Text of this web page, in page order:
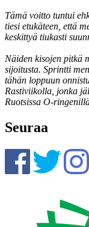
Tämä voitto tuntui
tiesi etukäteen, että
keskittyä tiukasti
Näiden kisojen pitkä
sijoitusta. Sprintti
tähän loppuun
Rastiviikolla, jonka
Ruotsissa O-
Seuraa